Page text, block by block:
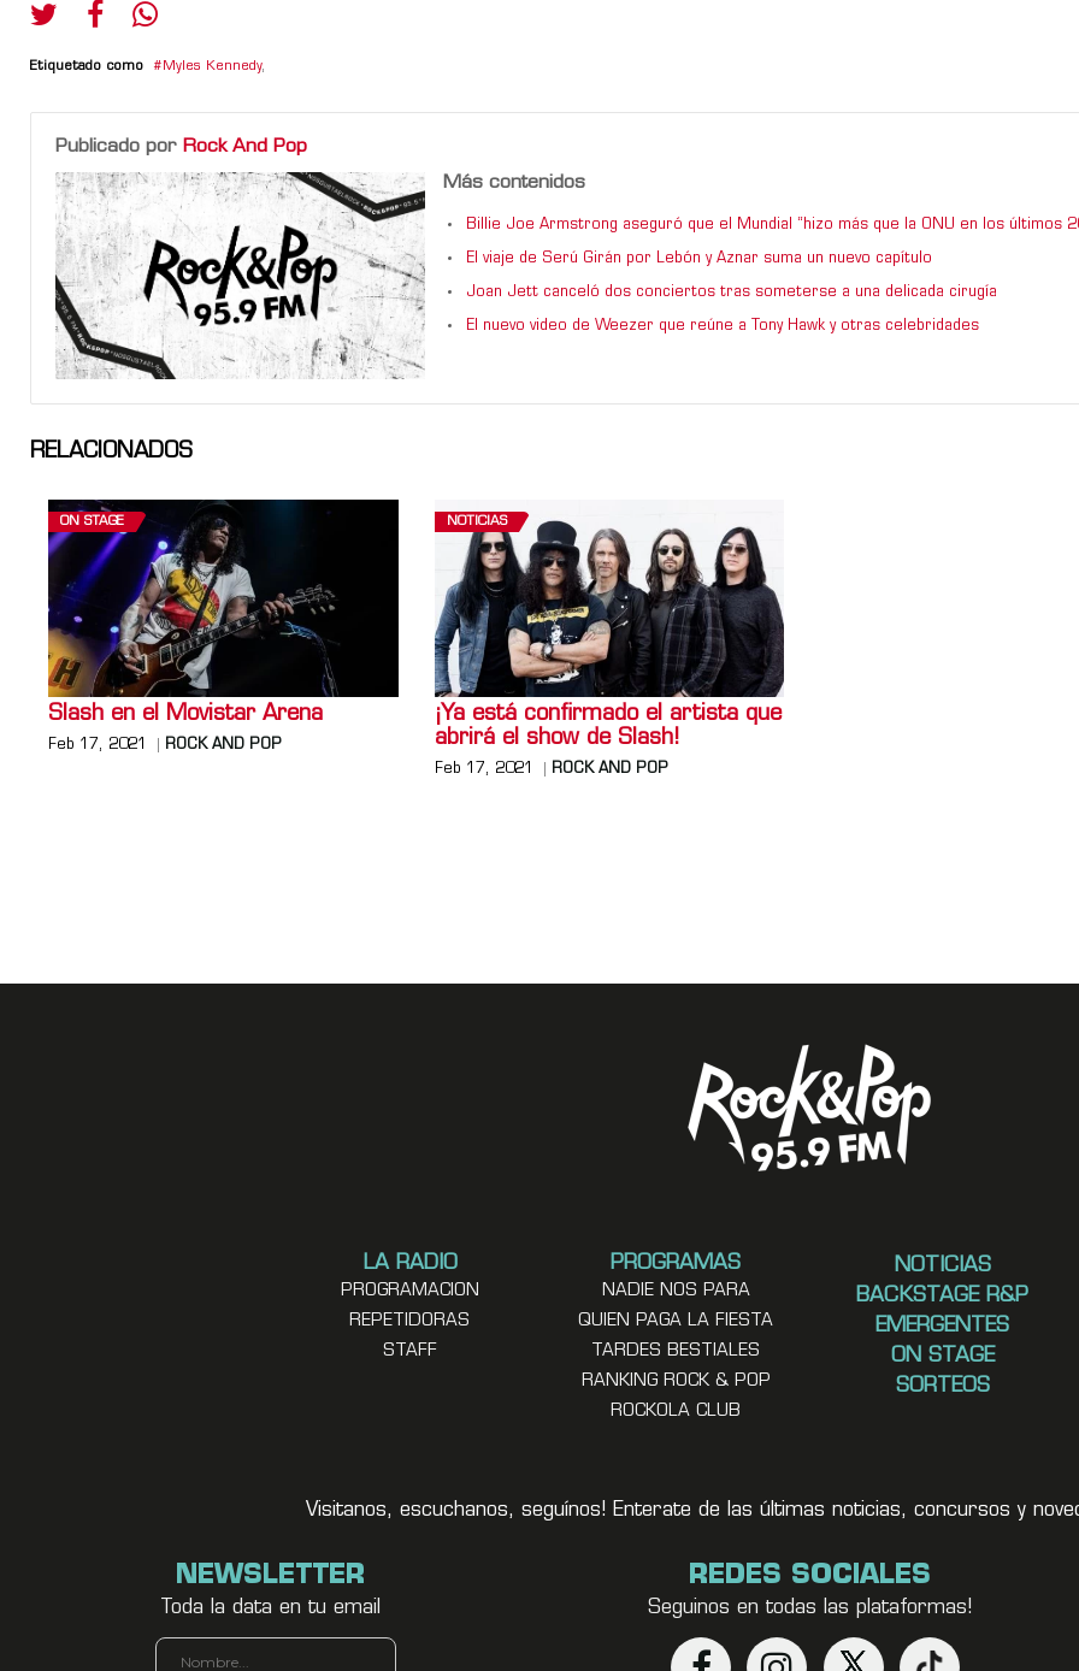
Etiquetado como Myles Kennedy,
Publicado por Rock And Pop
Más contenidos
Billie Joe Armstrong aseguró que el Mundial “hizo más que la ONU en los últimos
El viaje de Serú Girán por Lebón y Aznar suma un nuevo capítulo
Joan Jett canceló dos conciertos tras someterse a una delicada cirugía
El nuevo video de Weezer que reúne a Tony Hawk y otras celebridades
RELACIONADOS
ON STAGE
Slash en el Movistar Arena
Feb 17, 2021 ROCK AND POP
NOTICIAS
¡Ya está confirmado el artista que
abrirá el show de Slash!
Feb 17, 2021 ROCK AND POP
LA RADIO
PROGRAMACION
REPETIDORAS
STAFF
PROGRAMAS
NADIE NOS PARA
QUIEN PAGA LA FIESTA
TARDES BESTIALES
RANKING ROCK & POP
ROCKOLA CLUB
NOTICIAS
BACKSTAGE R&P
EMERGENTES
ON STAGE
SORTEOS
Visitanos, escuchanos, seguínos! Enterate de las últimas noticias, concursos y
NEWSLETTER
Toda la data en tu email
REDES SOCIALES
Seguinos en todas las plataformas!